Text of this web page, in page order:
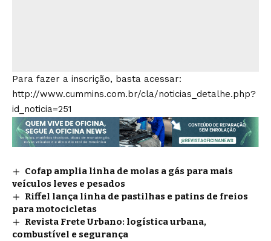
Para fazer a inscrição, basta acessar:
http://www.cummins.com.br/cla/noticias_detalhe.php?
id_noticia=251
Cofap amplia linha de molas a gás para mais
veículos leves e pesados
Riffel lança linha de pastilhas e patins de freios
para motocicletas
Revista Frete Urbano: logística urbana,
combustível e segurança